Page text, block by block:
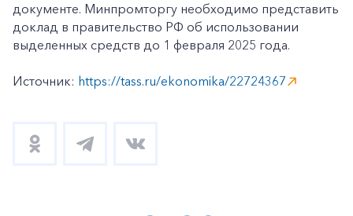
документе. Минпромторгу необходимо представить
доклад в правительство РФ об использовании
выделенных средств до 1 февраля 2025 года.
Источник: https://tass.ru/ekonomika/22724367